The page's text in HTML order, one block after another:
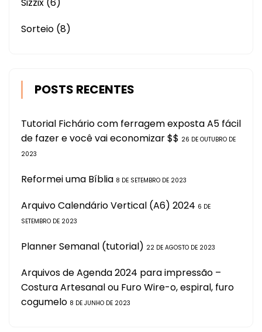
Sorteio (8)
POSTS RECENTES
Tutorial Fichário com ferragem exposta A5 fácil
de fazer e você vai economizar $$ 26 DE OUTUBRO DE
2023
Reformei uma Bíblia 8 DE SETEMBRO DE 2023
Arquivo Calendário Vertical (A6) 2024 6 DE
SETEMBRO DE 2023
Planner Semanal (tutorial) 22 DE AGOSTO DE 2023
Arquivos de Agenda 2024 para impressão –
Costura Artesanal ou Furo Wire-o, espiral, furo
cogumelo 8 DE JUNHO DE 2023